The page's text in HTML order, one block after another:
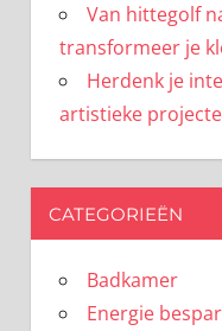
Van hittegolf
transformeer je
Herdenk je
artistieke
CATEGORIEËN
Badkamer
Energie